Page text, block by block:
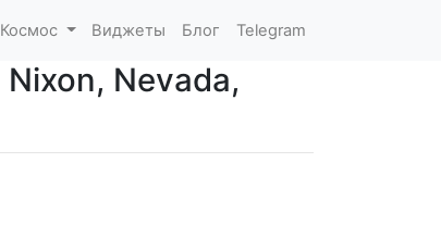
Космос Виджеты Блог Telegram
Nevada,